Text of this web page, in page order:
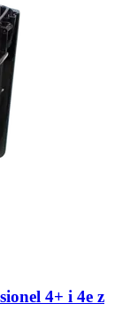
4+ i 4e z